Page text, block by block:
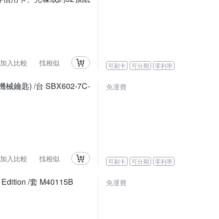
加入比較 找相似 可刷卡 可分期 零利率
械鑰匙) /台 SBX602-7C-
加入比較 找相似
免運費
可刷卡 可分期 零利率
/套 M40115B 免運費